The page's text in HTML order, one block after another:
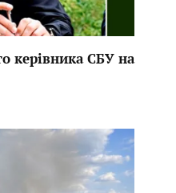
керівника СБУ на